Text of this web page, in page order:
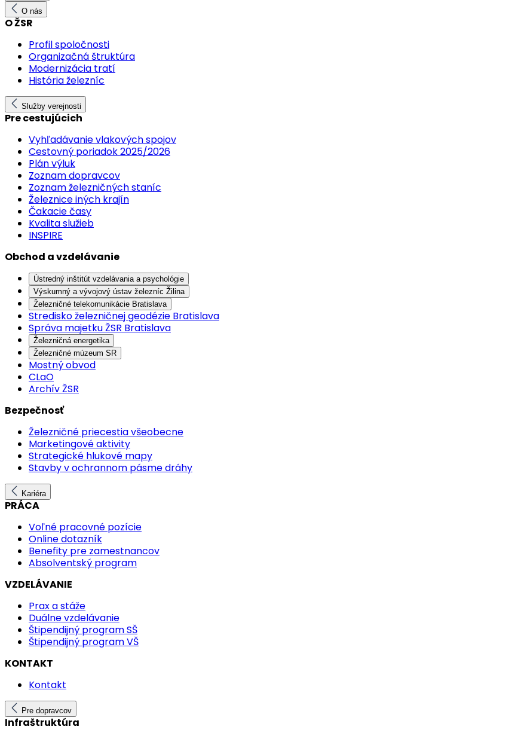
O nás
O ŽSR
Profil spoločnosti
Organizačná štruktúra
Modernizácia tratí
História železníc
Služby verejnosti
Pre cestujúcich
Vyhľadávanie vlakových spojov
Cestovný poriadok 2025/2026
Plán výluk
Zoznam dopravcov
Zoznam železničných staníc
Železnice iných krajín
Čakacie časy
Kvalita služieb
INSPIRE
Obchod a vzdelávanie
Ústredný inštitút vzdelávania a psychológie
Výskumný a vývojový ústav železníc Žilina
Železničné telekomunikácie Bratislava
Stredisko železničnej geodézie Bratislava
Správa majetku ŽSR Bratislava
Železničná energetika
Železničné múzeum SR
Mostný obvod
CLaO
Archív ŽSR
Bezpečnosť
Železničné priecestia všeobecne
Marketingové aktivity
Strategické hlukové mapy
Stavby v ochrannom pásme dráhy
Kariéra
PRÁCA
Voľné pracovné pozície
Online dotazník
Benefity pre zamestnancov
Absolventský program
VZDELÁVANIE
Prax a stáže
Duálne vzdelávanie
Štipendijný program SŠ
Štipendijný program VŠ
KONTAKT
Kontakt
Pre dopravcov
Infraštruktúra